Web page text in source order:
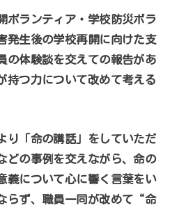
ボランティア・学校防災ボラ
発生後の学校再開に向けた支
の体験談を交えての報告があ
持つ力について改めて考える
り「命の講話」をしていただ
どの事例を交えながら、命の
義について心に響く言葉をい
らず、職員一同が改めて“命